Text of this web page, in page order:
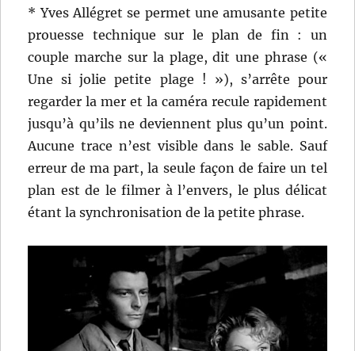
* Yves Allégret se permet une amusante petite
prouesse technique sur le plan de fin : un
couple marche sur la plage, dit une phrase («
Une si jolie petite plage ! »), s’arrête pour
regarder la mer et la caméra recule rapidement
jusqu’à qu’ils ne deviennent plus qu’un point.
Aucune trace n’est visible dans le sable. Sauf
erreur de ma part, la seule façon de faire un tel
plan est de le filmer à l’envers, le plus délicat
étant la synchronisation de la petite phrase.